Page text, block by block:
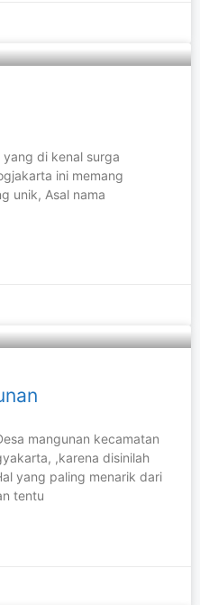
yang di kenal surga
ini memang
unik, Asal nama
mangunan kecamatan
,karena disinilah
yang paling menarik dari
tentu